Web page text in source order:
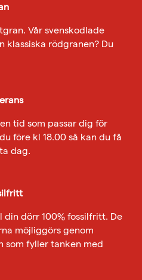
Vår svenskodlade
klassiska rödgranen? Du
tid som passar dig för
före kl 18.00 så kan du få
dag.
din dörr 100% fossilfritt. De
möjliggörs genom
som fyller tanken med